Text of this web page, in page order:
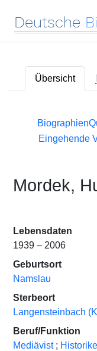
Deutsche
Übersicht
Biographien
Eingehende
Mordek,
Lebensdaten
1939 – 2006
Geburtsort
Namslau
Sterbeort
Langensteinbach
Beruf/Funktion
Mediävist ;